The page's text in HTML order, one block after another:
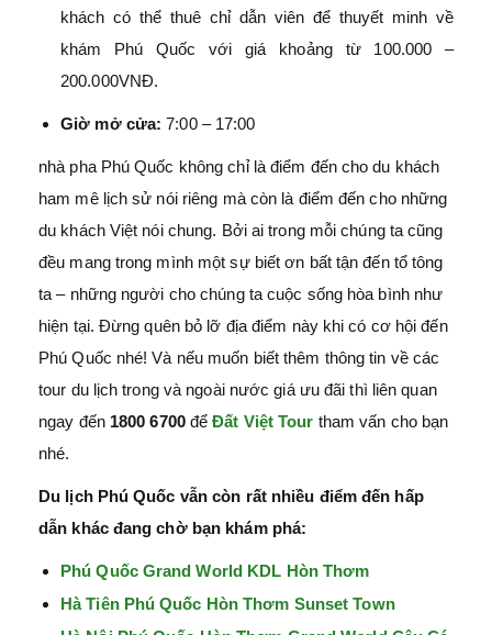
khách có thể thuê chỉ dẫn viên để thuyết minh về
khám Phú Quốc với giá khoảng từ 100.000 –
200.000VNĐ.
Giờ mở cửa: 7:00 – 17:00
nhà pha Phú Quốc không chỉ là điểm đến cho du khách
ham mê lịch sử nói riêng mà còn là điểm đến cho những
du khách Việt nói chung. Bởi ai trong mỗi chúng ta cũng
đều mang trong mình một sự biết ơn bất tận đến tổ tông
ta – những người cho chúng ta cuộc sống hòa bình như
hiện tại. Đừng quên bỏ lỡ địa điểm này khi có cơ hội đến
Phú Quốc nhé! Và nếu muốn biết thêm thông tin về các
tour du lịch trong và ngoài nước giá ưu đãi thì liên quan
ngay đến 1800 6700 để Đất Việt Tour tham vấn cho bạn
nhé.
Du lịch Phú Quốc vẫn còn rất nhiều điểm đến hấp
dẫn khác đang chờ bạn khám phá:
Phú Quốc Grand World KDL Hòn Thơm
Hà Tiên Phú Quốc Hòn Thơm Sunset Town